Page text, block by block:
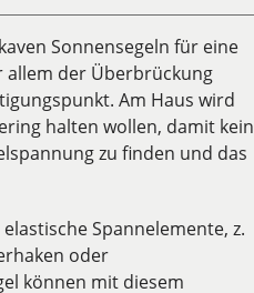
Sonnensegeln für eine
allem der Überbrückung
Am Haus wird
halten wollen, damit kein
zu finden und das
Spannelemente, z.
oder
können mit diesem